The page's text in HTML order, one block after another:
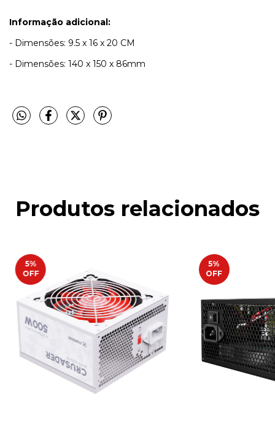
Informação adicional:
- Dimensões: 9.5 x 16 x 20 CM
- Dimensões: 140 x 150 x 86mm
Produtos relacionados
5%
OFF
5%
OFF